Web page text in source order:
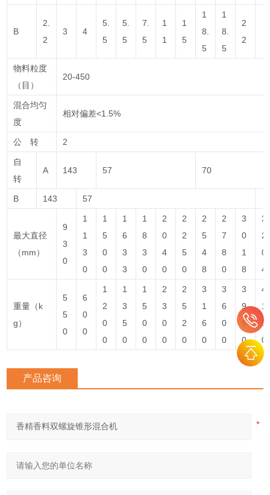
B
2.
2
3 4
5.
5
5.
5
7.
5
1
1
1
5
1
8.
5
1
8.
5
2
2
物料粒度
（目）
20-450
混合均匀
度
相对偏差<1.5%
公 转 2
自
转
A 143 57 70
B 143 57
最大直径
（mm）
9
3
0
1
1
3
0
1
5
0
0
1
6
3
3
1
8
3
0
2
0
4
0
2
2
5
0
2
5
4
8
2
7
8
0
3
0
1
8
3
2
0
4
重量（k
g）
5
5
0
6
0
0
1
2
0
0
1
3
5
0
1
5
0
0
2
3
0
0
2
5
2
0
3
1
6
0
3
6
0
0
3
9
5
0
4
1
5
0
产品咨询